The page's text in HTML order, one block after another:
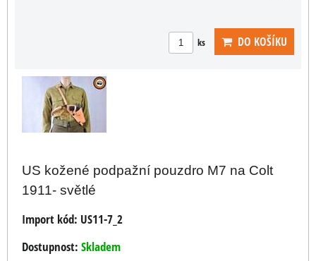
ks DO KOŠÍKU
US kožené podpažní pouzdro M7 na Colt
1911- světlé
Import kód: US11-7_2
Dostupnost: Skladem